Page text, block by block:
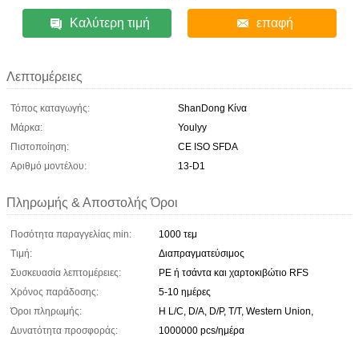
Καλύτερη τιμή επαφή
Λεπτομέρειες
Τόπος καταγωγής:
ShanDong Κίνα
Μάρκα:
Youlyy
Πιστοποίηση:
CE ISO SFDA
Αριθμό μοντέλου:
13-D1
Πληρωμής & Αποστολής Όροι
Ποσότητα παραγγελίας min:
1000 τεμ
Τιμή:
Διαπραγματεύσιμος
Συσκευασία λεπτομέρειες:
PE ή τσάντα και χαρτοκιβώτιο RFS
Χρόνος παράδοσης:
5-10 ημέρες
Όροι πληρωμής:
Η L/C, D/A, D/P, T/T, Western Union,
Δυνατότητα προσφοράς:
1000000 pcs/ημέρα